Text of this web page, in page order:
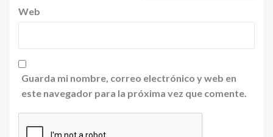
Web
Guarda mi nombre, correo electrónico y web en
este navegador para la próxima vez que comente.